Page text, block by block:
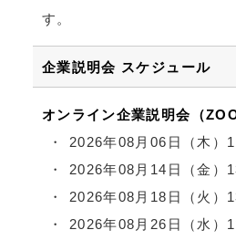
す。
企業説明会 スケジュール
オンライン企業説明会（
2026年08月06日（木）
2026年08月14日（金）
2026年08月18日（火）
2026年08月26日（水）